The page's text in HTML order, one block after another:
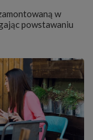
w
powstawaniu